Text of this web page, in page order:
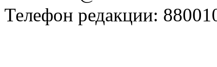
Телефон редакции: